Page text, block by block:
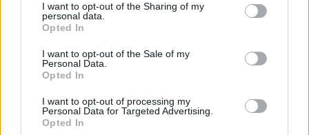
not limited to your visit or usage behaviour. You may click to
grant or deny consent to Google and its third-party tags to
use your data for below specified purposes in below Google
consent section.
I want to opt-out of the Sharing of my
personal data.
Opted In
I want to opt-out of the Sale of my
Personal Data.
Opted In
I want to opt-out of processing my
Personal Data for Targeted Advertising.
Opted In
A Meteorológiai Világszervezet előrejelzései
szerint a globális El Nino jelenség hatására
idén nyáron rendkívüli, hosszan tartó
hőhullámokra és szélsőséges időjárási
jelenségekre kell felkészülnünk - írta